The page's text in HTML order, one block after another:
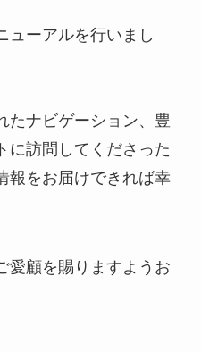
ューアルを行いまし
たナビゲーション、豊
に訪問してくださった
報をお届けできれば幸
愛顧を賜りますようお